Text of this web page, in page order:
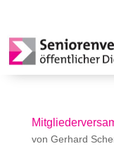
von Gerhard